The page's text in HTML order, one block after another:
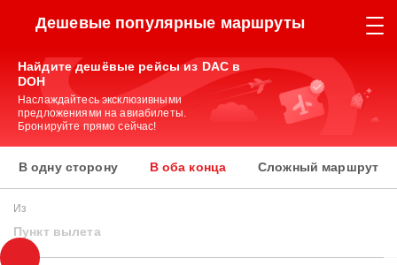
Дешевые популярные маршруты
Найдите дешёвые рейсы из DAC в
DOH
Наслаждайтесь эксклюзивными
предложениями на авиабилеты.
Бронируйте прямо сейчас!
В одну сторону В оба конца Сложный маршрут
Из
Пункт вылета